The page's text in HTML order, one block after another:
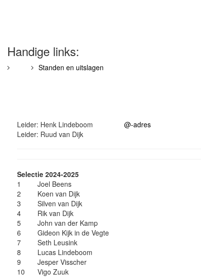
Handige links:
Standen en uitslagen
Leider: Henk Lindeboom
@-adres
Leider: Ruud van Dijk
Selectie 2024-2025
1
Joel Beens
2
Koen van Dijk
3
Silven van Dijk
4
Rik van Dijk
5
John van der Kamp
6
Gideon Kijk in de Vegte
7
Seth Leusink
8
Lucas Lindeboom
9
Jesper Visscher
10
Vigo Zuuk